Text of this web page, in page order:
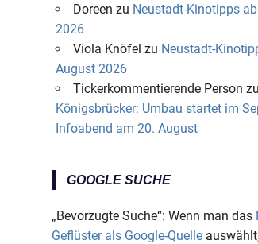
Doreen zu Neustadt-Kinotipps
2026
Viola Knöfel zu Neustadt-
August 2026
Tickerkommentierende Person zu
Königsbrücker: Umbau startet im
Infoabend am 20. August
GOOGLE SUCHE
„Bevorzugte Suche“: Wenn man das
Geflüster als Google-Quelle